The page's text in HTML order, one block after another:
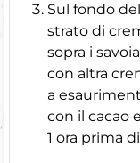
Sul fondo
strato di
sopra i
con altra
a
con il cacao
1 ora prima